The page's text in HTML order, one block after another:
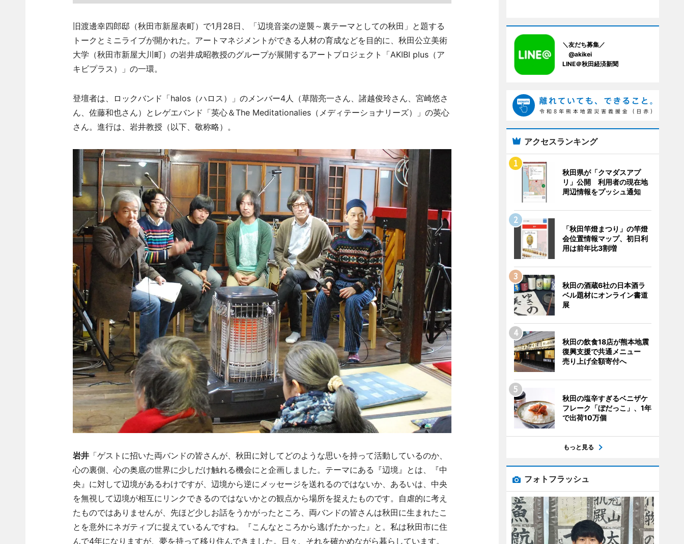
旧渡邊幸四郎邸（秋田市新屋表町）で1月 28日、「辺境音楽の逆襲～裏テーマとしての秋田」と題する
トークとミニライブが開かれた。アートマネジメントができる人材の育成などを目的に、秋田公立美術
大学（秋田市新屋大川町）の岩井成昭教授のグループが展開するアートプロジェクト「AKIBI plus（ア
キビプラス）」の一環。
登壇者は、ロックバンド「halos（ハロス）」のメンバー4人（草階亮一さん、諸越俊玲さん、宮崎悠さ
ん、佐藤和也さん）とレゲエバンド「英心＆The Meditationalies（メディテーショナリーズ）」の英心
さん。進行は、岩井教授（以下、敬称略）。
岩井「ゲストに招いた両バンドの皆さんが、秋田に対してどのような思いを持って活動しているのか、
心の裏側、心の奥底の世界に少しだけ触れる機会にと企画しました。テーマにある『辺境』とは、『中
央』 に対して辺境があるわけですが、辺境から逆にメッセージを送れるのではないか、あるいは、中央
を無視して辺境が相互にリンクできるのではないかとの観点から場所を捉えたものです。自虐的に考え
たものではありませんが、先ほど少しお話をうかがったところ、両バンドの皆さんは秋田に生まれたこ
とを意外にネガティブに捉えているんですね。『こんなところから逃げたかった』と。私は秋田市に住
んで4年になりますが、夢を持って移り住んできました。日々、それを確かめながら暮らしています。
＼友だち募集／
@akikei
LINE＠秋田経済新聞
アクセスランキング
秋田県が「クマダスアプ
リ」公開 利用者の現在地
周辺情報をプッシュ通知
「秋田竿燈まつり」の竿燈
会位置情報マップ、初日利
用は前年比3割増
秋田の酒蔵6社の日本酒ラ
ベル題材にオンライン書道
展
秋田の飲食18店が熊本地震
復興支援で共通メニュー
売り上げ全額寄付へ
秋田の塩辛すぎるベニザケ
フレーク「ぼだっこ」、1年
で出荷10万個
もっと見る
フォトフラッシュ